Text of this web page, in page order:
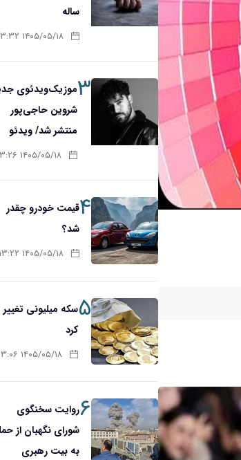
ساله
۱۴۰۵/۰۵/۱۸ ۱۳:۳۲
۳موزیک‌ویدئوی
شروین حاجی‌پور
منتشر شد/ ویدئو
۱۴۰۵/۰۵/۱۸ ۱۳:۲۶
۴قیمت خودرو چقدر
شد؟
۱۴۰۵/۰۵/۱۸ ۱۳:۲۲
۵سکه میلیونی تغییر
کرد
۱۴۰۵/۰۵/۱۸ ۱۳:۰۶
۶روایت سخنگوی
شورای نگهبان از
به بیت رهبری